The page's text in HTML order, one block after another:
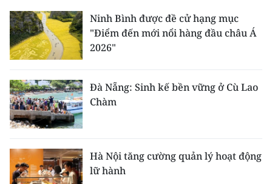
Ninh Bình được đề cử hạng mục
"Điểm đến mới nổi hàng đầu châu Á
2026"
Đà Nẵng: Sinh kế bền vững ở Cù Lao
Chàm
Hà Nội tăng cường quản lý hoạt động
lữ hành